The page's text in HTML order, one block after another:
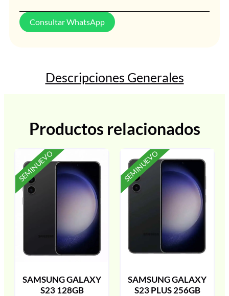
Consultar WhatsApp
Descripciones Generales
Productos relacionados
SEMINUEVO
SAMSUNG GALAXY
S23 128GB
SEMINUEVO
SAMSUNG GALAXY
S23 PLUS 256GB